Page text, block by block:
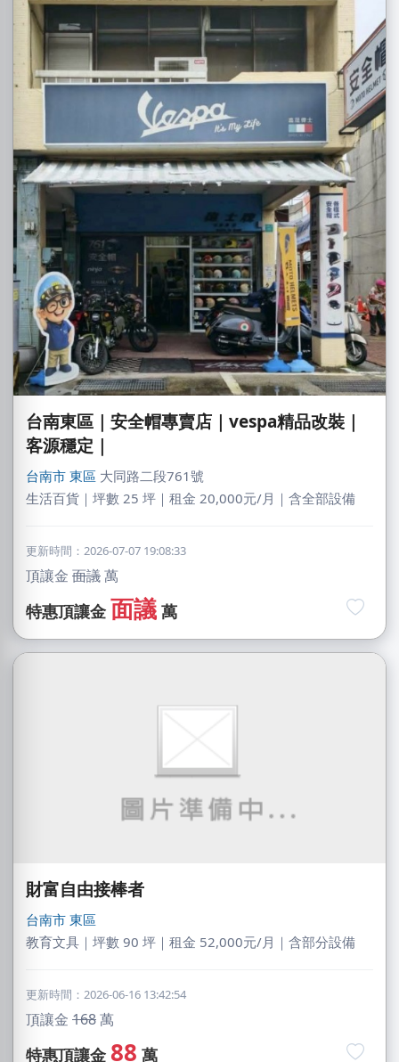
台南東區｜安全帽專賣店｜vespa精品改裝｜
客源穩定｜
台南市 東區 大同路二段761號
生活百貨｜坪數 25 坪｜租金 20,000元/月｜含全部設備
更新時間：2026-07-07 19:08:33
頂讓金 面議萬
特惠頂讓金 面議 萬
財富自由接棒者
台南市 東區
教育文具｜坪數 90 坪｜租金 52,000元/月｜含部分設備
更新時間：2026-06-16 13:42:54
頂讓金 168萬
特惠頂讓金 88 萬